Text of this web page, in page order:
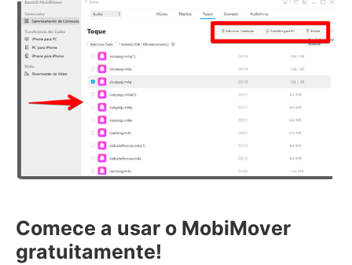
Comece a usar o MobiMover
gratuitamente!